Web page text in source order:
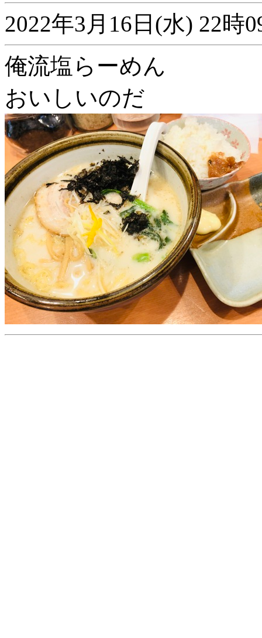
2022年3月16日(水) 22時
俺流塩らーめん
おいしいのだ